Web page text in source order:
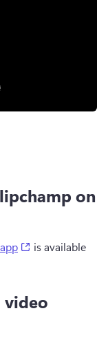
on
(opens in a
is available
video